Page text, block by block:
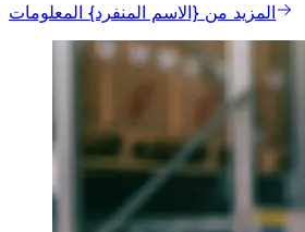
المزيد من {الاسم المنفرد} المعلومات